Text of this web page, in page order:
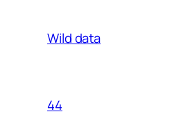
Wild data
44